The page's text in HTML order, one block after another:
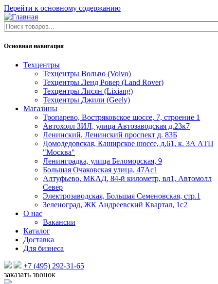
Перейти к основному содержанию
Основная навигация
Техцентры
Техцентры Вольво (Volvo)
Техцентры Ленд Ровер (Land Rover)
Техцентры Лисян (Lixiang)
Техцентры Джили (Geely)
Магазины
Тропарево, Востряковское шоссе, 7, строение 1
Автохолл ЗИЛ, улица Автозаводская д.23к7
Ленинский, Ленинский проспект д. 83Б
Домодедовская, Каширское шоссе, д.61, к. 3А АТЦ
"Москва"
Ленинградка, улица Беломорская, 9
Большая Очаковская улица, 47Ас1
Алтуфьево, МКАД, 84-й километр, вл1, Автомолл
Север
Электрозаводская, Большая Семеновская, стр.1
Зеленоград, ЖК Андреевский Квартал, 1с2
О нас
Вакансии
Каталог
Доставка
Для бизнеса
+7 (495) 292-31-65
заказать звонок